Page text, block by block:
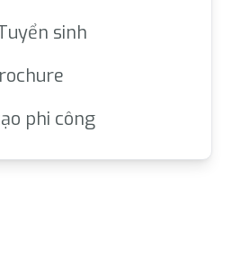
sinh
phi công